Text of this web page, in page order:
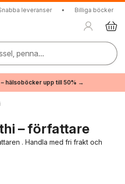
leveranser • Billiga böcker
penna...
– hälsoböcker upp till 50% →
– författare
. Handla med fri frakt och